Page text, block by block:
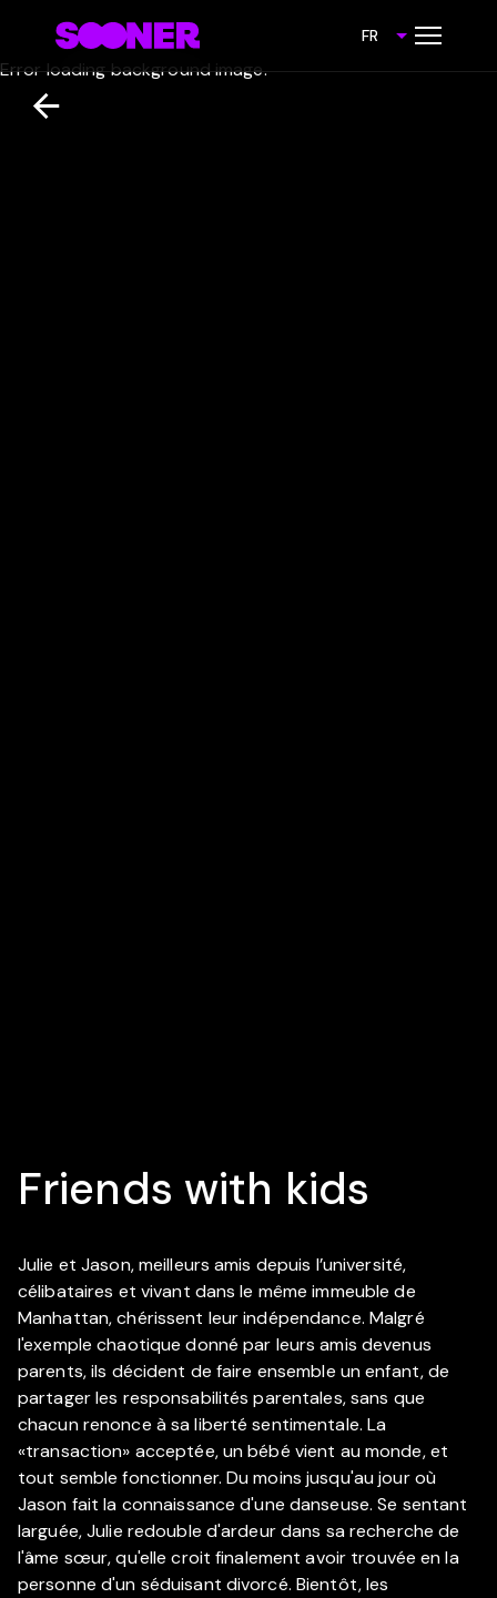
FR
Error loading background image.
Friends with kids
Julie et Jason, meilleurs amis depuis l’université,
célibataires et vivant dans le même immeuble de
Manhattan, chérissent leur indépendance. Malgré
l'exemple chaotique donné par leurs amis devenus
parents, ils décident de faire ensemble un enfant, de
partager les responsabilités parentales, sans que
chacun renonce à sa liberté sentimentale. La
«transaction» acceptée, un bébé vient au monde, et
tout semble fonctionner. Du moins jusqu'au jour où
Jason fait la connaissance d'une danseuse. Se sentant
larguée, Julie redouble d'ardeur dans sa recherche de
l'âme sœur, qu'elle croit finalement avoir trouvée en la
personne d'un séduisant divorcé. Bientôt, les